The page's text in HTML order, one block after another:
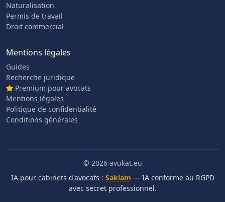
Naturalisation
Permis de travail
Droit commercial
Mentions légales
Guides
Recherche juridique
Premium pour avocats
Mentions légales
Politique de confidentialité
Conditions générales
© 2026 avukat.eu
IA pour cabinets d'avocats : Saklam — IA conforme au RGPD
avec secret professionnel.